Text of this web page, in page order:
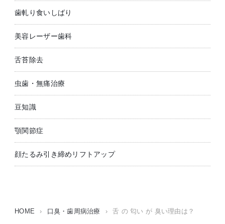
歯軋り食いしばり
美容レーザー歯科
舌苔除去
虫歯・無痛治療
豆知識
顎関節症
顔たるみ引き締めリフトアップ
HOME › 口臭・歯周病治療 › 舌 の 匂い が 臭い理由は？